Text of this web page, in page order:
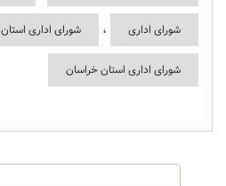
شورای اداری ، شورای اداری استان
شورای اداری استان خراسان